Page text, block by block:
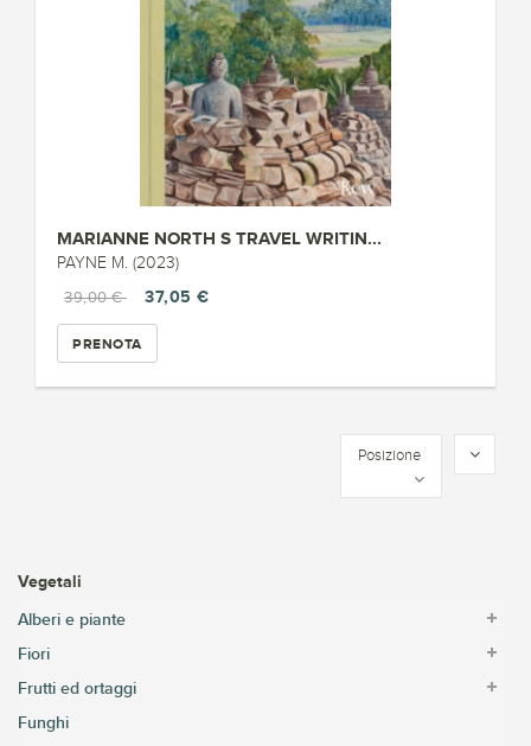
MARIANNE NORTH S TRAVEL WRITIN...
PAYNE M. (2023)
39,00 €
37,05 €
PRENOTA
Posizione
Vegetali
Alberi e piante
Fiori
Frutti ed ortaggi
Funghi